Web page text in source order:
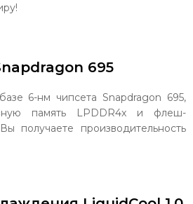
695
6-нм чипсета Snapdragon 695,
память LPDDR4x и флеш-
получаете производительность